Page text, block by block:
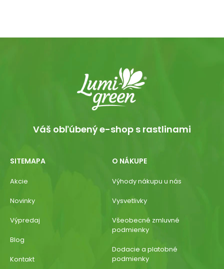
Váš obľúbený e-shop s rastlinami
SITEMAPA
Akcie
Novinky
Výpredaj
Blog
Kontakt
O NÁKUPE
Výhody nákupu u nás
Vysvetlivky
Všeobecné zmluvné
podmienky
Dodacie a platobné
podmienky